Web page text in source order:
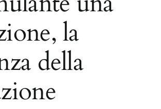
la
della